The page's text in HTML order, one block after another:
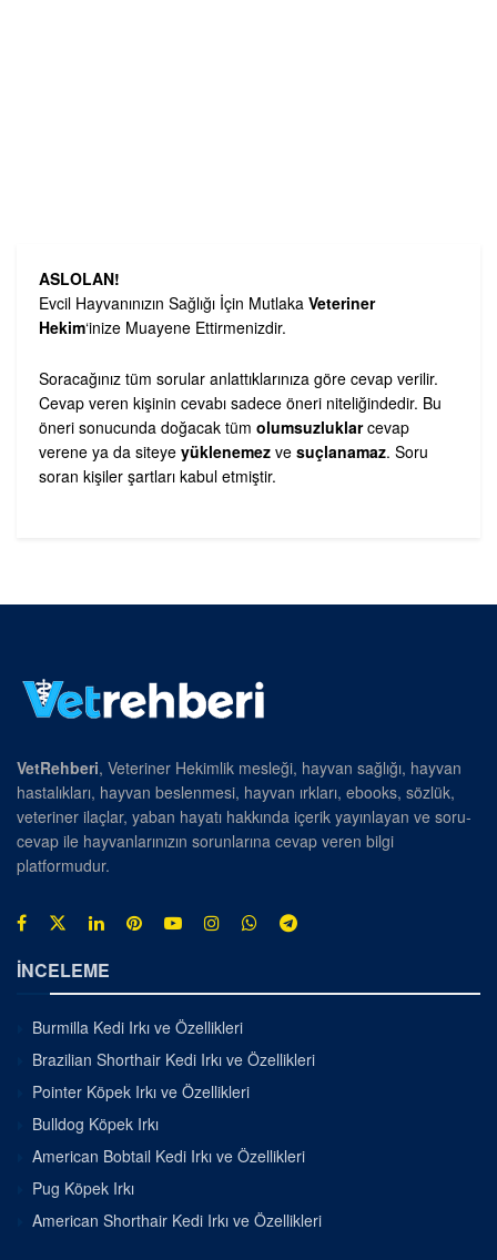
ASLOLAN!
Evcil Hayvanınızın Sağlığı İçin Mutlaka Veteriner
Hekim‘inize Muayene Ettirmenizdir.
Soracağınız tüm sorular anlattıklarınıza göre cevap verilir.
Cevap veren kişinin cevabı sadece öneri niteliğindedir. Bu
öneri sonucunda doğacak tüm olumsuzluklarcevap
verene ya da siteye yüklenemez ve suçlanamaz. Soru
soran kişiler şartları kabul etmiştir.
VetRehberi, Veteriner Hekimlik mesleği, hayvan sağlığı, hayvan
hastalıkları, hayvan beslenmesi, hayvan ırkları, ebooks, sözlük,
veteriner ilaçlar, yaban hayatı hakkında içerik yayınlayan ve soru-
cevap ile hayvanlarınızın sorunlarına cevap veren bilgi
platformudur.
İNCELEME
Burmilla Kedi Irkı ve Özellikleri
Brazilian Shorthair Kedi Irkı ve Özellikleri
Pointer Köpek Irkı ve Özellikleri
Bulldog Köpek Irkı
American Bobtail Kedi Irkı ve Özellikleri
Pug Köpek Irkı
American Shorthair Kedi Irkı ve Özellikleri